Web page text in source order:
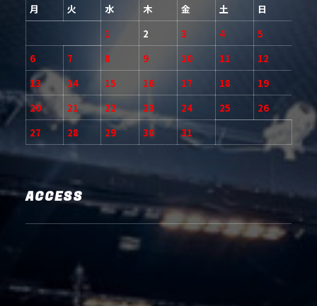
月
火 水 木 金 土
日
1
2 3 4
5
6
7 8 9 10 11
12
13
14 15 16 17 18
19
20
21 22 23 24 25
26
27
28 29 30 31
ACCESS